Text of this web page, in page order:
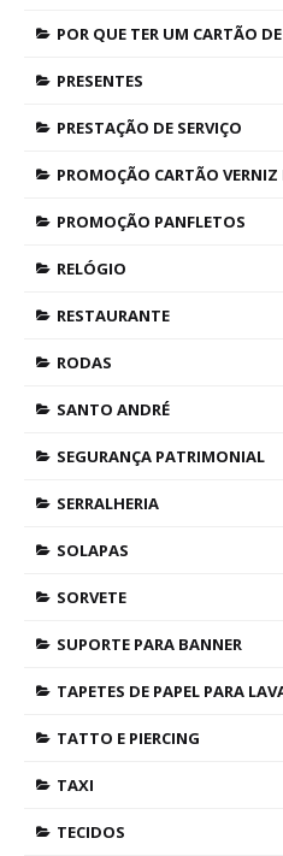
POR QUE TER UM CARTÃO
PRESENTES
PRESTAÇÃO DE SERVIÇO
PROMOÇÃO CARTÃO
PROMOÇÃO PANFLETOS
RELÓGIO
RESTAURANTE
RODAS
SANTO ANDRÉ
SEGURANÇA PATRIMONIAL
SERRALHERIA
SOLAPAS
SORVETE
SUPORTE PARA BANNER
TAPETES DE PAPEL PARA
TATTO E PIERCING
TAXI
TECIDOS